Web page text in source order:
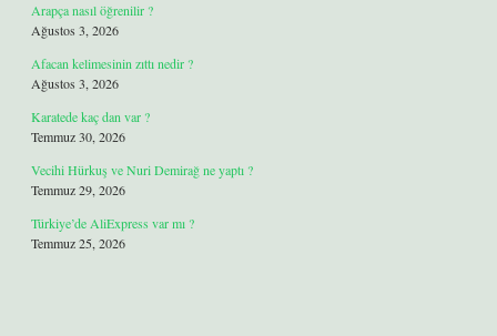
Arapça nasıl öğrenilir ?
Ağustos 3, 2026
Afacan kelimesinin zıttı nedir ?
Ağustos 3, 2026
Karatede kaç dan var ?
Temmuz 30, 2026
Vecihi Hürkuş ve Nuri Demirağ ne yaptı ?
Temmuz 29, 2026
Türkiye’de AliExpress var mı ?
Temmuz 25, 2026